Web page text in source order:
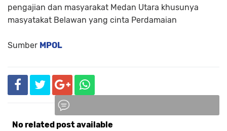
pengajian dan masyarakat Medan Utara khusunya
masyatakat Belawan yang cinta Perdamaian
Sumber MPOL
No related post available